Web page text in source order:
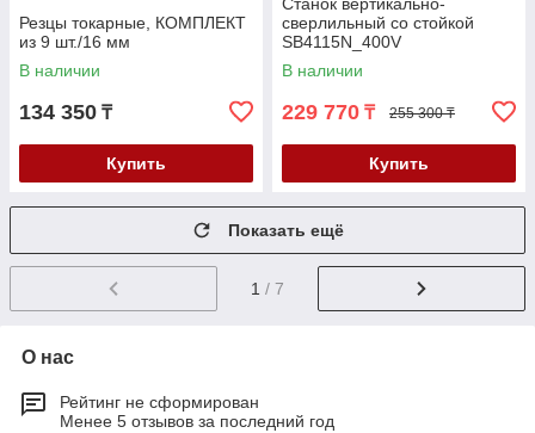
Резцы токарные, КОМПЛЕКТ
из 9 шт./16 мм
В наличии
134 350 ₸
Купить
Станок вертикально-
сверлильный со стойкой
SB4115N_400V
В наличии
229 770 ₸ 255 300 ₸
Купить
Показать ещё
1 / 7
О нас
Рейтинг не сформирован
Менее 5 отзывов за последний год